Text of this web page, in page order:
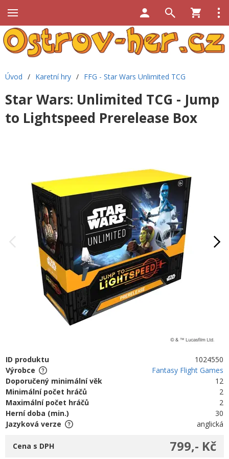
Úvod / Karetní hry / FFG - Star Wars Unlimited TCG
Star Wars: Unlimited TCG - Jump
to Lightspeed Prerelease Box
ID produktu
1024550
Výrobce
Fantasy Flight Games
Doporučený minimální věk
12
Minimální počet hráčů
2
Maximální počet hráčů
2
Herní doba (min.)
30
Jazyková verze
anglická
799,- Kč
Cena s DPH